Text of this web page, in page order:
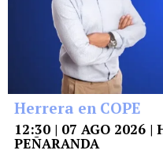
Herrera en COPE
12:30 | 07 AGO 2026 |
PEÑARANDA